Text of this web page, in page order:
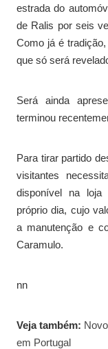
estrada do
de Ralis por seis
Como já é
que só será
Será ainda
terminou
Para tirar partido
visitantes
disponível na
próprio dia, cujo
a manutenção e
Caramulo.
nn
Veja também:
em Portugal